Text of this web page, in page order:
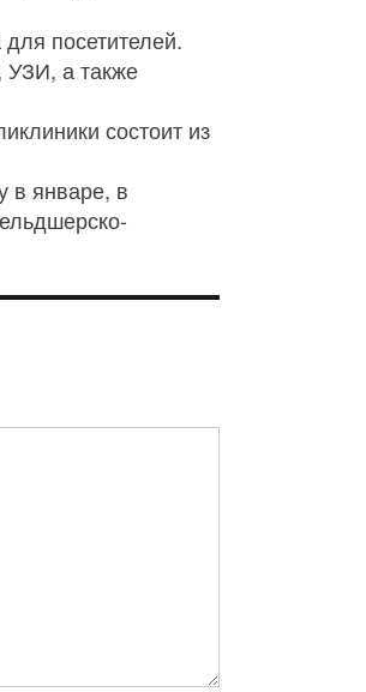
посетителей.
а также
состоит из
в январе, в